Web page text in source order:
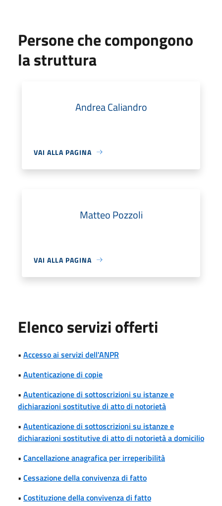
Persone che compongono
la struttura
Andrea Caliandro
VAI ALLA PAGINA
Matteo Pozzoli
VAI ALLA PAGINA
Elenco servizi offerti
• Accesso ai servizi dell'ANPR
• Autenticazione di copie
• Autenticazione di sottoscrizioni su istanze e
dichiarazioni sostitutive di atto di notorietà
• Autenticazione di sottoscrizioni su istanze e
dichiarazioni sostitutive di atto di notorietà a domicilio
• Cancellazione anagrafica per irreperibilità
• Cessazione della convivenza di fatto
• Costituzione della convivenza di fatto